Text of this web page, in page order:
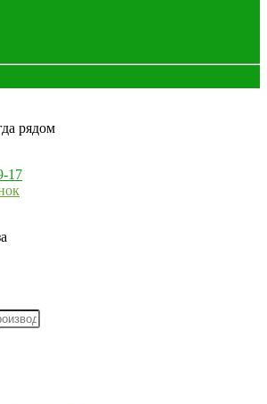
рядом
17